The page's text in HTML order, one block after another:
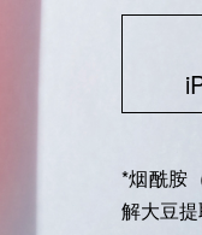
*烟酰胺
解大豆